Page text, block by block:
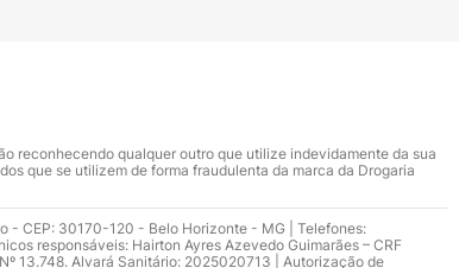
reconhecendo qualquer outro que utilize indevidamente da sua
que se utilizem de forma fraudulenta da marca da Drogaria
- CEP: 30170-120 - Belo Horizonte - MG | Telefones:
responsáveis: Hairton Ayres Azevedo Guimarães – CRF
13.748. Alvará Sanitário: 2025020713 | Autorização de